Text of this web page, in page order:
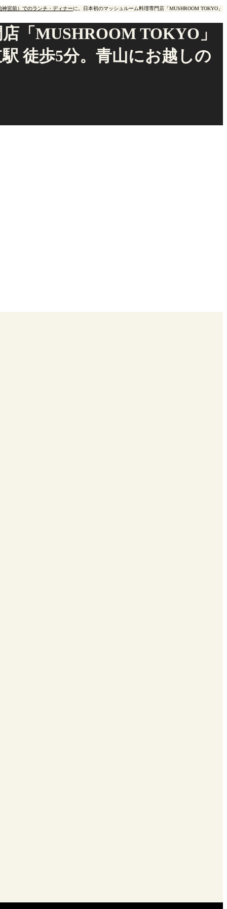
神宮前）でのランチ・ディナーに。日本初のマッシュルーム料理専門店「MUSHROOM TOKYO」
「MUSHROOM TOKYO」
徒歩5分。青山にお越しの